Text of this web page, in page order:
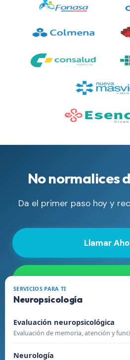
No normalices
Da el primer paso hoy y
Llamar
Agendar
SERVICIOS PARA TI
Neuropsicología
Evaluación neuropsicológica
Evaluación de memoria, atención y
Neurología